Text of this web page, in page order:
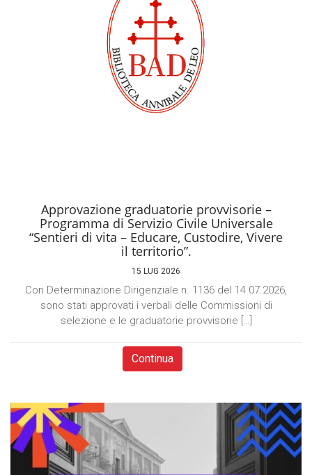
Approvazione graduatorie provvisorie –
Programma di Servizio Civile Universale
“Sentieri di vita – Educare, Custodire, Vivere
il territorio”.
15 LUG 2026
Con Determinazione Dirigenziale n. 1136 del 14.07.2026,
sono stati approvati i verbali delle Commissioni di
selezione e le graduatorie provvisorie […]
Continua